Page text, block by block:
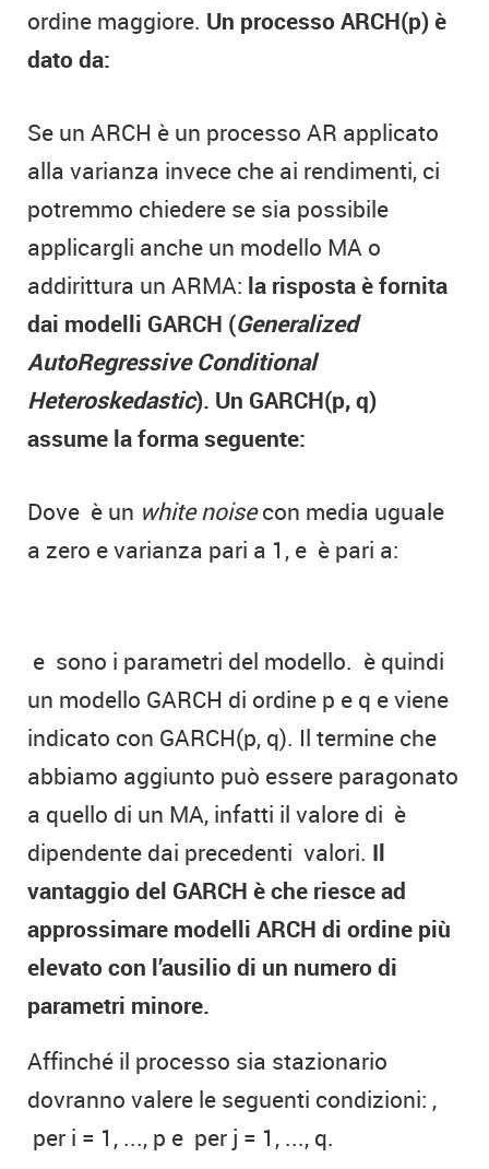
ordine maggiore. Un processo ARCH(p) è
dato da:
Se un ARCH è un processo AR applicato
alla varianza invece che ai rendimenti, ci
potremmo chiedere se sia possibile
applicargli anche un modello MA o
addirittura un ARMA: la risposta è fornita
dai modelli GARCH (Generalized
AutoRegressive Conditional
Heteroskedastic). Un GARCH(p, q)
assume la forma seguente:
Dove è un white noisecon media uguale
a zero e varianza pari a 1, e è pari a:
e sono i parametri del modello. è quindi
un modello GARCH di ordine p e q e viene
indicato con GARCH(p, q). Il termine che
abbiamo aggiunto può essere paragonato
a quello di un MA, infatti il valore di è
dipendente dai precedenti valori. Il
vantaggio del GARCH è che riesce ad
approssimare modelli ARCH di ordine più
elevato con l’ausilio di un numero di
parametri minore.
Affinché il processo sia stazionario
dovranno valere le seguenti condizioni: ,
per i = 1, ..., p e per j = 1, ..., q.